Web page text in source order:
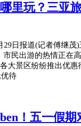
里玩？三亚
29日报道(记者傅继茂)
市民出游的热情正在
大景区纷纷推出优惠
优待
！五一假期